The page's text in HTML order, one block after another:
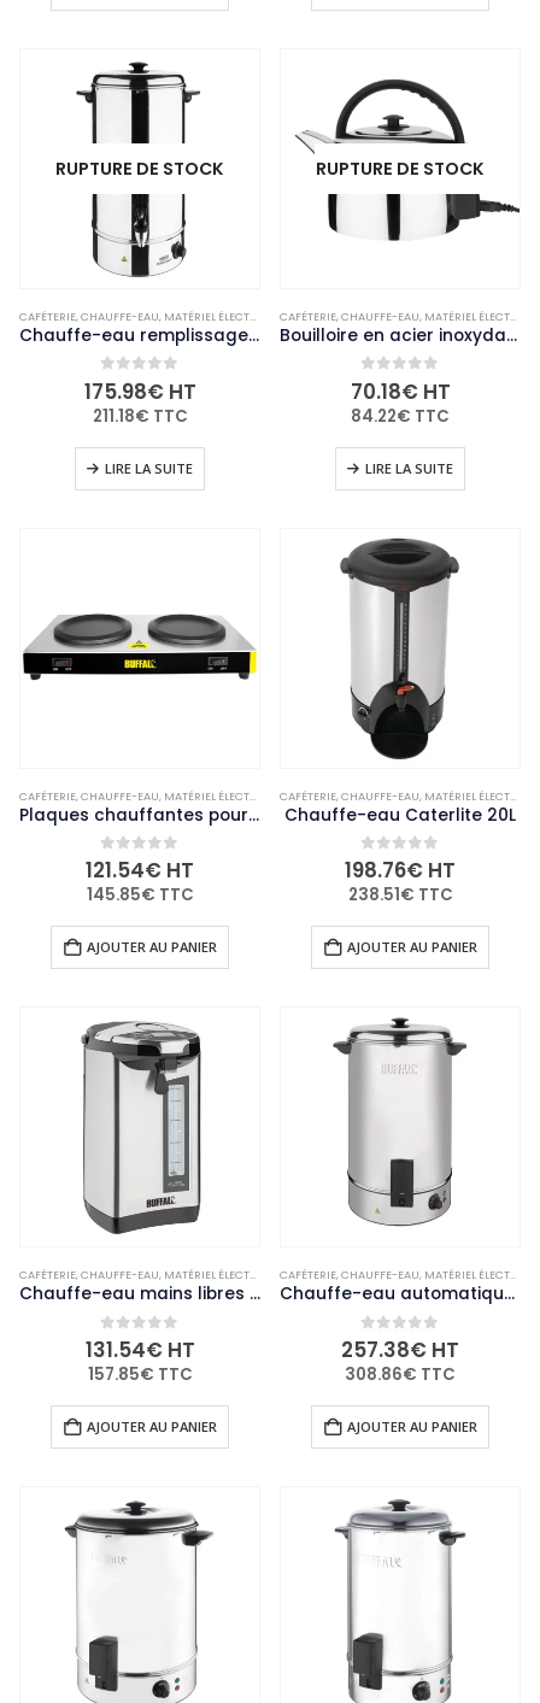
RUPTURE DE STOCK
CAFÉTERIE,CHAUFFE-EAU, MATÉRIEL ÉLECTRIQUE ET DE CUISSON ,NON-PALETTISABLE
Chauffe-eau remplissage manuel Nisbets Essentials 20L
0out of 5
175.98€ HT
211.18€ TTC
LIRE LA SUITE
RUPTURE DE STOCK
CAFÉTERIE,CHAUFFE-EAU, MATÉRIEL ÉLECTRIQUE ET DE CUISSON
Bouilloire en acier inoxydable Caterlite 3,5L
0out of 5
70.18€ HT
84.22€ TTC
LIRE LA SUITE
CAFÉTERIE,CHAUFFE-EAU, MATÉRIEL ÉLECTRIQUE ET DE CUISSON , NON-PALETTISABLE
Plaques chauffantes pour pichets à café Buffalo
0 out of 5
121.54€ HT
145.85€ TTC
AJOUTER AU PANIER
CAFÉTERIE,CHAUFFE-EAU, MATÉRIEL ÉLECTRIQUE ET DE CUISSON
Chauffe-eau Caterlite 20L
0out of 5
198.76€ HT
238.51€ TTC
AJOUTER AU PANIER
CAFÉTERIE,CHAUFFE-EAU, MATÉRIEL ÉLECTRIQUE ET DE CUISSON ,NON-PALETTISABLE
Chauffe-eau mains libres Buffalo 4,7L
0out of 5
131.54€ HT
157.85€ TTC
AJOUTER AU PANIER
CAFÉTERIE,CHAUFFE-EAU, MATÉRIEL ÉLECTRIQUE ET DE CUISSON
Chauffe-eau automatique remplissage manuel Buffalo 40L
0out of 5
257.38€ HT
308.86€ TTC
AJOUTER AU PANIER